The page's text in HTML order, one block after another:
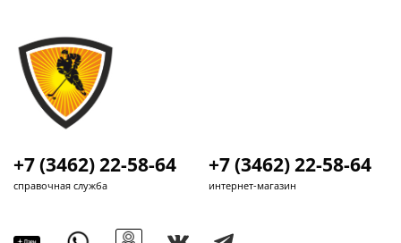
+7 (3462) 22-58-64
справочная служба
+7 (3462) 22-58-64
интернет-магазин